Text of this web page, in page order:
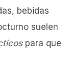
bebidas
suelen
para que